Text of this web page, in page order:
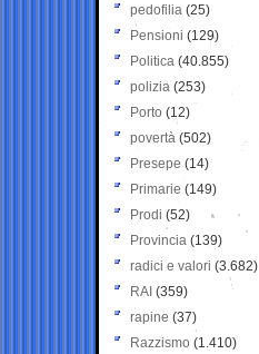
pedofilia (25)
Pensioni (129)
Politica (40.855)
polizia (253)
Porto (12)
povertà (502)
Presepe (14)
Primarie (149)
Prodi (52)
Provincia (139)
radici e valori (3.682)
RAI (359)
rapine (37)
Razzismo (1.410)